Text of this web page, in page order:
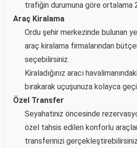
trafiğin durumuna göre ortalama
Araç Kiralama
Ordu şehir merkezinde bulunan
araç kiralama firmalarından
seçebilirsiniz.
Kiraladığınız aracı
bırakarak uçuşunuza kolayca
Özel Transfer
Seyahatiniz öncesinde
özel tahsis edilen konforlu
transferinizi